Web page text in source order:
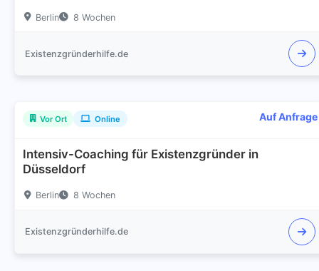
Berlin 8 Wochen
Existenzgründerhilfe.de
Vor Ort Online Auf Anfrage
Intensiv-Coaching für Existenzgründer in
Düsseldorf
Berlin 8 Wochen
Existenzgründerhilfe.de